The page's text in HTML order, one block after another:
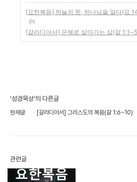
[요한복음] 하늘의 뜻, 하나님을 알다(요
(0)
[갈라디아서] 은혜로 살아가는 삶(갈
'성경묵상'의 다른글
현재글 [갈라디아서] 그리스도의 복음(갈 1:6~10)
관련글